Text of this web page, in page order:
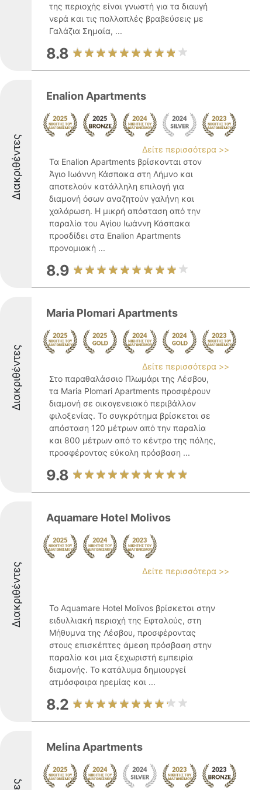
της περιοχής είναι γνωστή για τα διαυγή
νερά και τις πολλαπλές βραβεύσεις με
Γαλάζια Σημαία, ...
8.8
Διακριθέντες
Enalion Apartments
Δείτε περισσότερα >>
Τα Enalion Apartments βρίσκονται στον
Άγιο Ιωάννη Κάσπακα στη Λήμνο και
αποτελούν κατάλληλη επιλογή για
διαμονή όσων αναζητούν γαλήνη και
χαλάρωση. Η μικρή απόσταση από την
παραλία του Αγίου Ιωάννη Κάσπακα
προσδίδει στα Enalion Apartments
προνομιακή ...
8.9
Διακριθέντες
Maria Plomari Apartments
Δείτε περισσότερα >>
Στο παραθαλάσσιο Πλωμάρι της Λέσβου,
τα Maria Plomari Apartments προσφέρουν
διαμονή σε οικογενειακό περιβάλλον
φιλοξενίας. Το συγκρότημα βρίσκεται σε
απόσταση 120 μέτρων από την παραλία
και 800 μέτρων από το κέντρο της πόλης,
προσφέροντας εύκολη πρόσβαση ...
9.8
Διακριθέντες
Aquamare Hotel Molivos
Δείτε περισσότερα >>
Το Aquamare Hotel Molivos βρίσκεται στην
ειδυλλιακή περιοχή της Εφταλούς, στη
Μήθυμνα της Λέσβου, προσφέροντας
στους επισκέπτες άμεση πρόσβαση στην
παραλία και μια ξεχωριστή εμπειρία
διαμονής. Το κατάλυμα δημιουργεί
ατμόσφαιρα ηρεμίας και ...
8.2
Melina Apartments